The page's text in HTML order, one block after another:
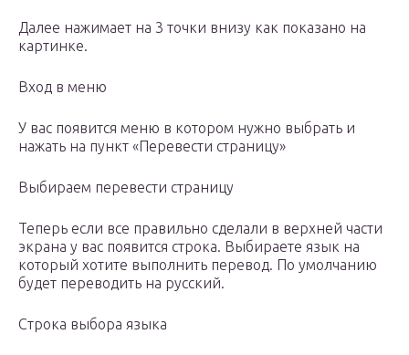
Далее нажимает на 3 точки внизу как показано на
картинке.
Вход в меню
У вас появится меню в котором нужно выбрать и
нажать на пункт «Перевести страницу»
Выбираем перевести страницу
Теперь если все правильно сделали в верхней части
экрана у вас появится строка. Выбираете язык на
который хотите выполнить перевод. По умолчанию
будет переводить на русский.
Строка выбора языка